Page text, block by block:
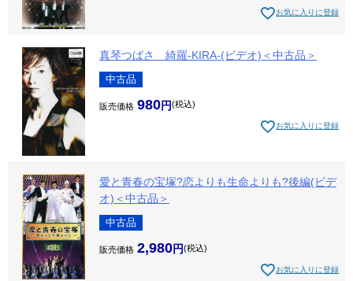
お気に入りに登録
真琴つばさ 綺羅-KIRA-(ビデオ)＜中古品＞
中古品
販売価格 980 税込
お気に入りに登録
愛と青春の宝塚?恋よりも生命よりも?後編(ビデ
オ)＜中古品＞
中古品
販売価格 2,980 税込
お気に入りに登録